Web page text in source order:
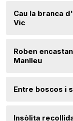
Cau la branca
Vic
Roben
Manlleu
Entre boscos i
Insòlita